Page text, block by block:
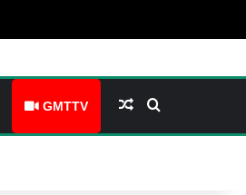
GMTTV Article Aléatoire